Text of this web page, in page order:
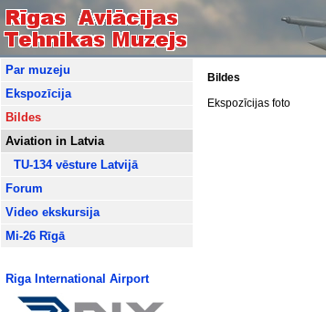
Par muzeju
Ekspozīcija
Bildes
Aviation in Latvia
TU-134 vēsture Latvijā
Forum
Video ekskursija
Mi-26 Rīgā
Riga International Airport
Bildes
Ekspozīcijas foto